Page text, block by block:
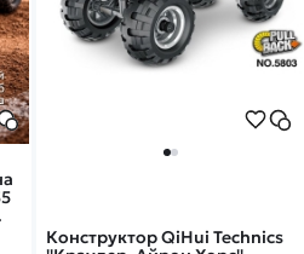
Конструктор QiHui Technics